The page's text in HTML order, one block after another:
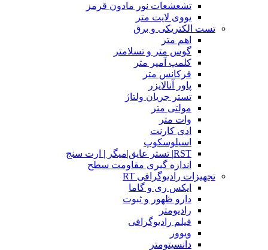
تشعشعات نور مادون قرمز
یووی لایت متر
تست الکتریکی و برق
اهم متر
گوس متر و تسلامتر
کلمپ آمپر متر
فرکانس متر
پاور آنالایزر
تستر جریان ولتاژ
مولتی متر
وات متر
ادی کارنت
اسیلوسکوپ
RST| تستر عایق|میگر | ارت سنج
اندازه گیری مقاومت سطح
تجهیزات رادیوگرافی RT
ایکس ری و گاما
دارو ظهور و ثبوت
رادیومتر
فیلم رادیوگرافی
ویوور
دانسیتومتر